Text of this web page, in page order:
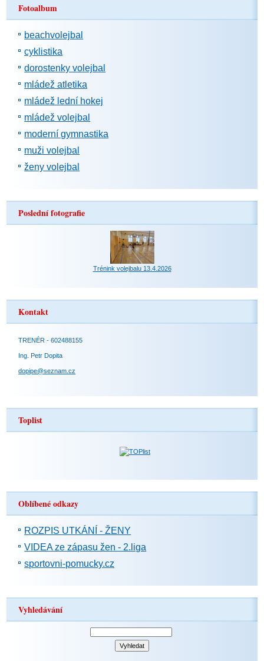
Fotoalbum
beachvolejbal
cyklistika
dorostenky volejbal
mládež atletika
mládež lední hokej
mládež volejbal
moderní gymnastika
muži volejbal
ženy volejbal
Poslední fotografie
Trénink volejbalu 13.4.2026
Kontakt
TRENÉR - 602488155
Ing. Petr Dopita
dopipe@seznam.cz
Toplist
Oblíbené odkazy
ROZPIS UTKÁNÍ - ŽENY
VIDEA ze zápasu žen - 2.liga
sportovni-pomucky.cz
Vyhledávání